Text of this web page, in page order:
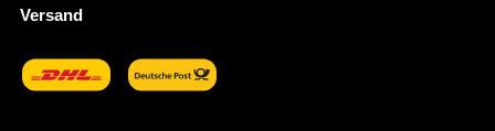
Versand